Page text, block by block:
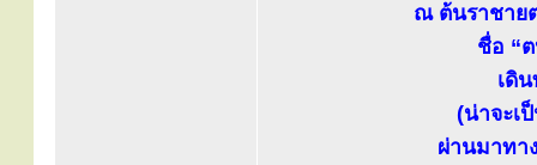
ณ ต้นราชาย
ชื่อ “
เดิ
(น่าจะเ
ผ่านมาทา